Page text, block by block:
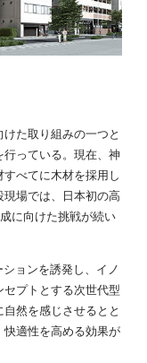
た取り組みの一つと
っている。現在、神
べてに木材を採用し
場では、日本初の高
に向けた挑戦が続い
ションを誘発し、イノ
プトとする次世代型
然を感じさせるとと
適性を高める効果が